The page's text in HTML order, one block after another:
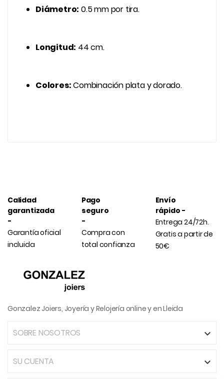
Diámetro: 0.5 mm por tira.
Longitud: 44 cm.
Colores:Combinación plata y dorado.
Calidad
garantizada
-
Garantía oficial
incluida
Pago
seguro
-
Compra con
total confianza
Envío
rápido -
Entrega 24/72h.
Gratis a partir de
50€
Gonzalez Joiers, Joyería y Relojería online y en Lleida
SOBRE NOSOTROS 
SU CUENTA 